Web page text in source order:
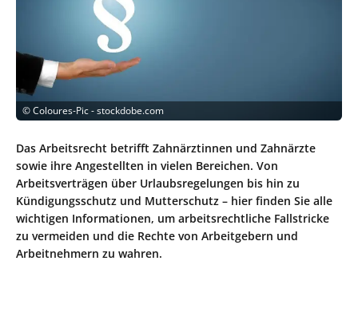
©Coloures-Pic - stockdobe.com
Das Arbeitsrecht betrifft Zahnärztinnen und Zahnärzte
sowie ihre Angestellten in vielen Bereichen. Von
Arbeitsverträgen über Urlaubsregelungen bis hin zu
Kündigungsschutz und Mutterschutz – hier finden Sie alle
wichtigen Informationen, um arbeitsrechtliche Fallstricke
zu vermeiden und die Rechte von Arbeitgebern und
Arbeitnehmern zu wahren.